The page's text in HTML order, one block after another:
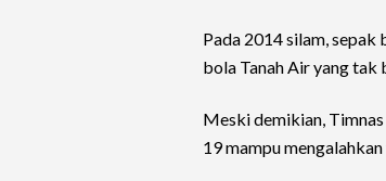
Pada 2014 silam,
bola Tanah Air yang tak
Meski demikian,
19 mampu